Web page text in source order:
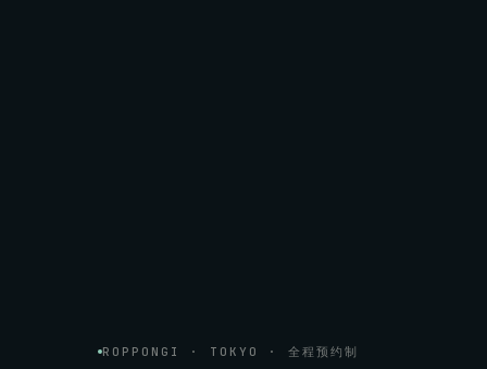
ROPPONGI · TOKYO · 全程预约制